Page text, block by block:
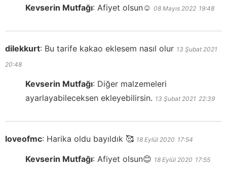
Kevserin Mutfağı: Afiyet olsun☺️ 08 Mayıs 2022 19:48
dilekkurt: Bu tarife kakao eklesem nasıl olur 13 Şubat 2021
20:48
Kevserin Mutfağı: Diğer malzemeleri
ayarlayabileceksen ekleyebilirsin. 13 Şubat 2021 22:39
loveofmc: Harika oldu bayıldık 🥰 18 Eylül 2020 17:54
Kevserin Mutfağı: Afiyet olsun😊 18 Eylül 2020 17:55